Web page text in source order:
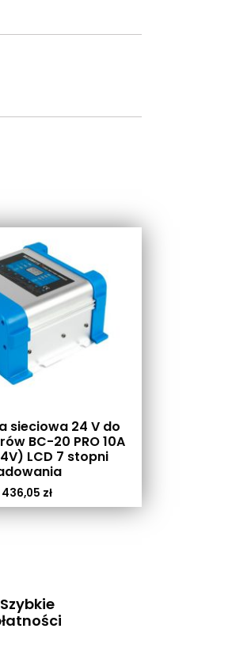
sieciowa 24 V do
BC-20 PRO 10A
LCD 7 stopni
436,05 zł
Szybkie